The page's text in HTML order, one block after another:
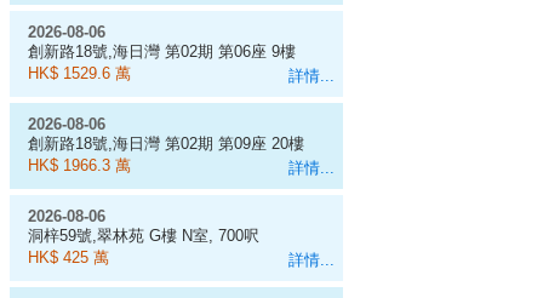
詳情...
2026-08-06
創新路18號,海日灣 第02期 第06座 9樓
D室
HK$ 1529.6 萬
詳情...
2026-08-06
創新路18號,海日灣 第02期 第09座 20樓
J室
HK$ 1966.3 萬
詳情...
2026-08-06
洞梓59號,翠林苑 G樓 N室, 700呎
HK$ 425 萬